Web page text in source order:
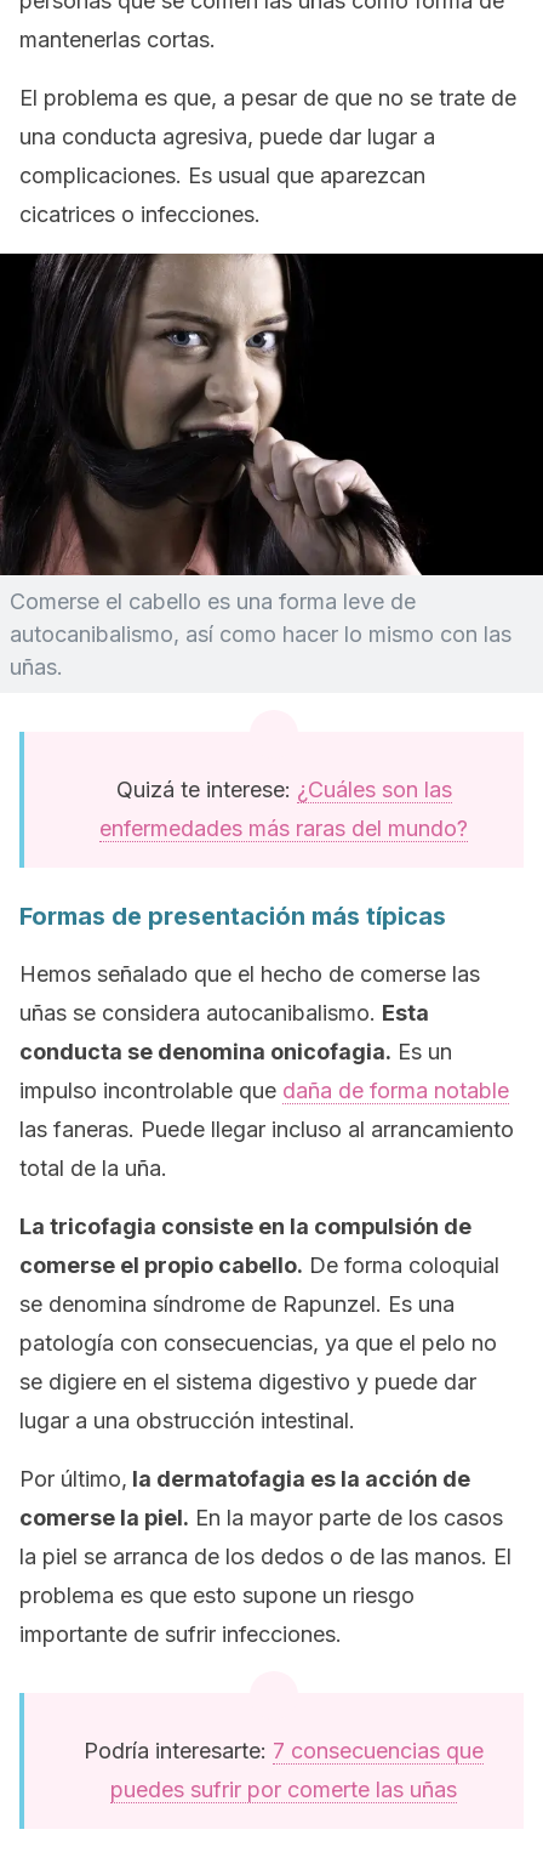
mantenerlas cortas.
El problema es que, a pesar de que no se trate de
una conducta agresiva, puede dar lugar a
complicaciones. Es usual que aparezcan
cicatrices o infecciones.
Comerse el cabello es una forma leve de
autocanibalismo, así como hacer lo mismo con las
uñas.
Quizá te interese: ¿Cuáles son las
enfermedades más raras del mundo?
Formas de presentación más típicas
Hemos señalado que el hecho de comerse las
uñas se considera autocanibalismo. Esta
conducta se denomina onicofagia. Es un
impulso incontrolable que daña de forma notable
las faneras. Puede llegar incluso al arrancamiento
total de la uña.
La tricofagia consiste en la compulsión de
comerse el propio cabello. De forma coloquial
se denomina síndrome de Rapunzel. Es una
patología con consecuencias, ya que el pelo no
se digiere en el sistema digestivo y puede dar
lugar a una obstrucción intestinal.
Por último, la dermatofagia es la acción de
comerse la piel. En la mayor parte de los casos
la piel se arranca de los dedos o de las manos. El
problema es que esto supone un riesgo
importante de sufrir infecciones.
Podría interesarte: 7 consecuencias que
puedes sufrir por comerte las uñas